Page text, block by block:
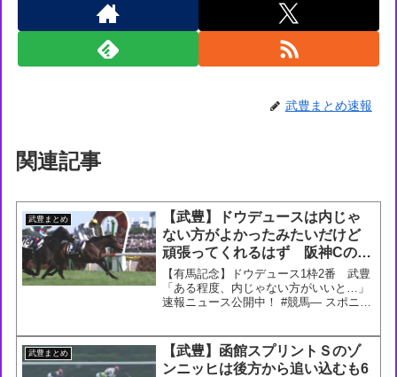
武豊まとめ速報
関連記事
武豊まとめ
【武豊】ドウデュースは内じゃ
ない方がよかったみたいだけど
頑張ってくれるはず 阪神Cのオ
フトレイルは7枠14番に
【有馬記念】ドウデュース1枠2番 武豊
「ある程度、内じゃない方がいいと…」
速報ニュース公開中！ #競馬— スポニチ
へ (Ub...
武豊まとめ
【武豊】函館スプリントＳのゾ
ンニッヒは後方から追い込むも6